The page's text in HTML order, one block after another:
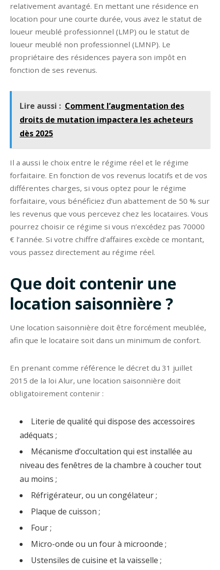
relativement avantagé. En mettant une résidence en
location pour une courte durée, vous avez le statut de
loueur meublé professionnel (LMP) ou le statut de
loueur meublé non professionnel (LMNP). Le
propriétaire des résidences payera son impôt en
fonction de ses revenus.
Lire aussi : Comment l’augmentation des
droits de mutation impactera les acheteurs
dès 2025
Il a aussi le choix entre le régime réel et le régime
forfaitaire. En fonction de vos revenus locatifs et de vos
différentes charges, si vous optez pour le régime
forfaitaire, vous bénéficiez d’un abattement de 50 % sur
les revenus que vous percevez chez les locataires. Vous
pourrez choisir ce régime si vous n’excédez pas 70000
€ l’année. Si votre chiffre d’affaires excède ce montant,
vous passez directement au régime réel.
Que doit contenir une
location saisonnière ?
Une location saisonnière doit être forcément meublée,
afin que le locataire soit dans un minimum de confort.
En prenant comme référence le décret du 31 juillet
2015 de la loi Alur, une location saisonnière doit
obligatoirement contenir :
Literie de qualité qui dispose des accessoires
adéquats ;
Mécanisme d’occultation qui est installée au
niveau des fenêtres de la chambre à coucher tout
au moins ;
Réfrigérateur, ou un congélateur ;
Plaque de cuisson ;
Four ;
Micro-onde ou un four à microonde ;
Ustensiles de cuisine et la vaisselle ;